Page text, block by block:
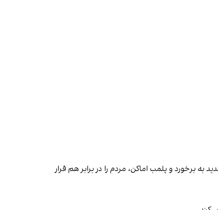
برخورد و پلمب اماکن، مردم را در برابر هم قرار